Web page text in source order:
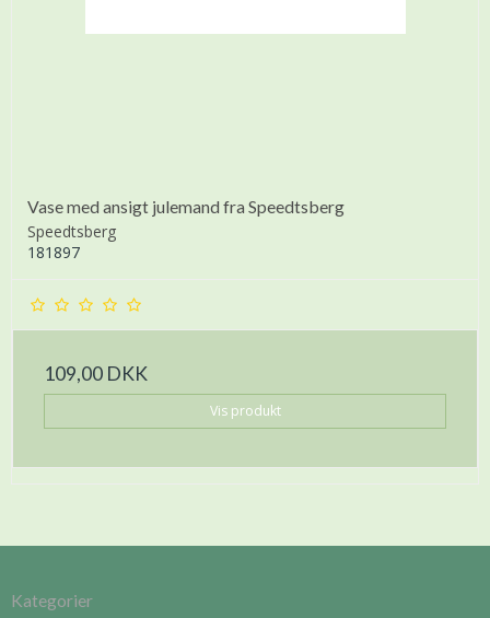
Vase med ansigt julemand fra Speedtsberg
Speedtsberg
181897
109,00 DKK
Vis produkt
Kategorier